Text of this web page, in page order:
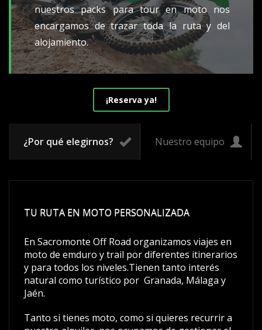
nuestros packs para tour en moto nos
encargamos de trazar toda la ruta y del
alojamiento.
¡Reserva ya!
¿Por qué elegirnos? Nuestro equipo
TU RUTA EN MOTO PERSONALIZADA
En Sacromonte Off Road organizamos viajes en
moto de emduro y trail por diferentes itinerarios
y para todos los niveles.Tienen tanto interés
natural como turístico por Granada, Málaga y
Jaén.
Tanto si tienes moto, como si quieres recurrir a